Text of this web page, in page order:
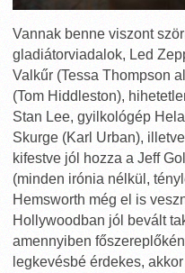
Vannak benne viszont
gladiátorviadalok, Led
Valkűr (Tessa Thompson
(Tom Hiddleston),
Stan Lee, gyilkológép
Skurge (Karl Urban),
kifestve jól hozza a Jeff
(minden irónia nélkül,
Hemsworth még el is
Hollywoodban jól bevált
amennyiben
legkevésbé érdekes,